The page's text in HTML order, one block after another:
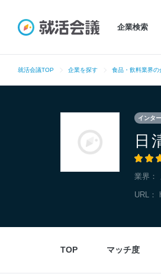
企業検索
就活会議TOP 企業を探す 食品・飲料業界の
インタ
日
業界：
URL：
TOP マッチ度